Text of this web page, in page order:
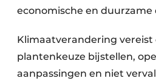
economische en duurzame
Klimaatverandering vereist
plantenkeuze bijstellen,
aanpassingen en niet